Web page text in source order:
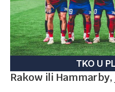
TKO U
Rakow ili